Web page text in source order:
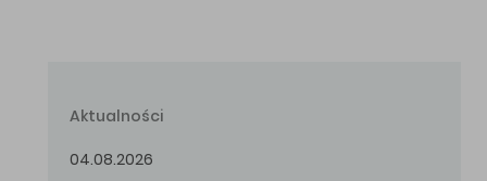
Aktualności
04.08.2026